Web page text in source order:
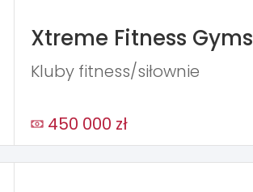
Xtreme Fitness Gyms
Kluby fitness/siłownie
450 000 zł